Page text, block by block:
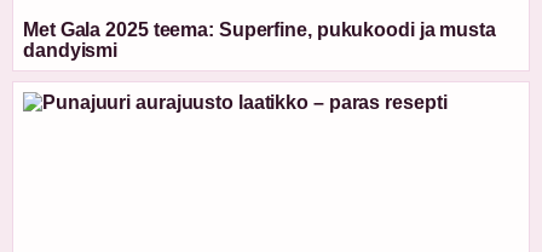
Met Gala 2025 teema: Superfine, pukukoodi ja musta
dandyismi